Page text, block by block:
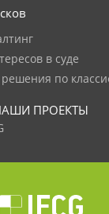
в суде
по
ПРОЕКТЫ